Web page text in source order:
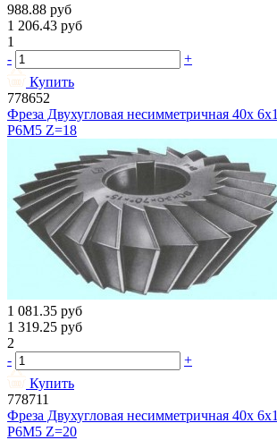
988.88 руб
1 206.43 руб
1
-
+
Купить
778652
Фреза Двухугловая несимметричная 40х
Р6М5 Z=18
1 081.35 руб
1 319.25 руб
2
-
+
Купить
778711
Фреза Двухугловая несимметричная 40х
Р6М5 Z=20